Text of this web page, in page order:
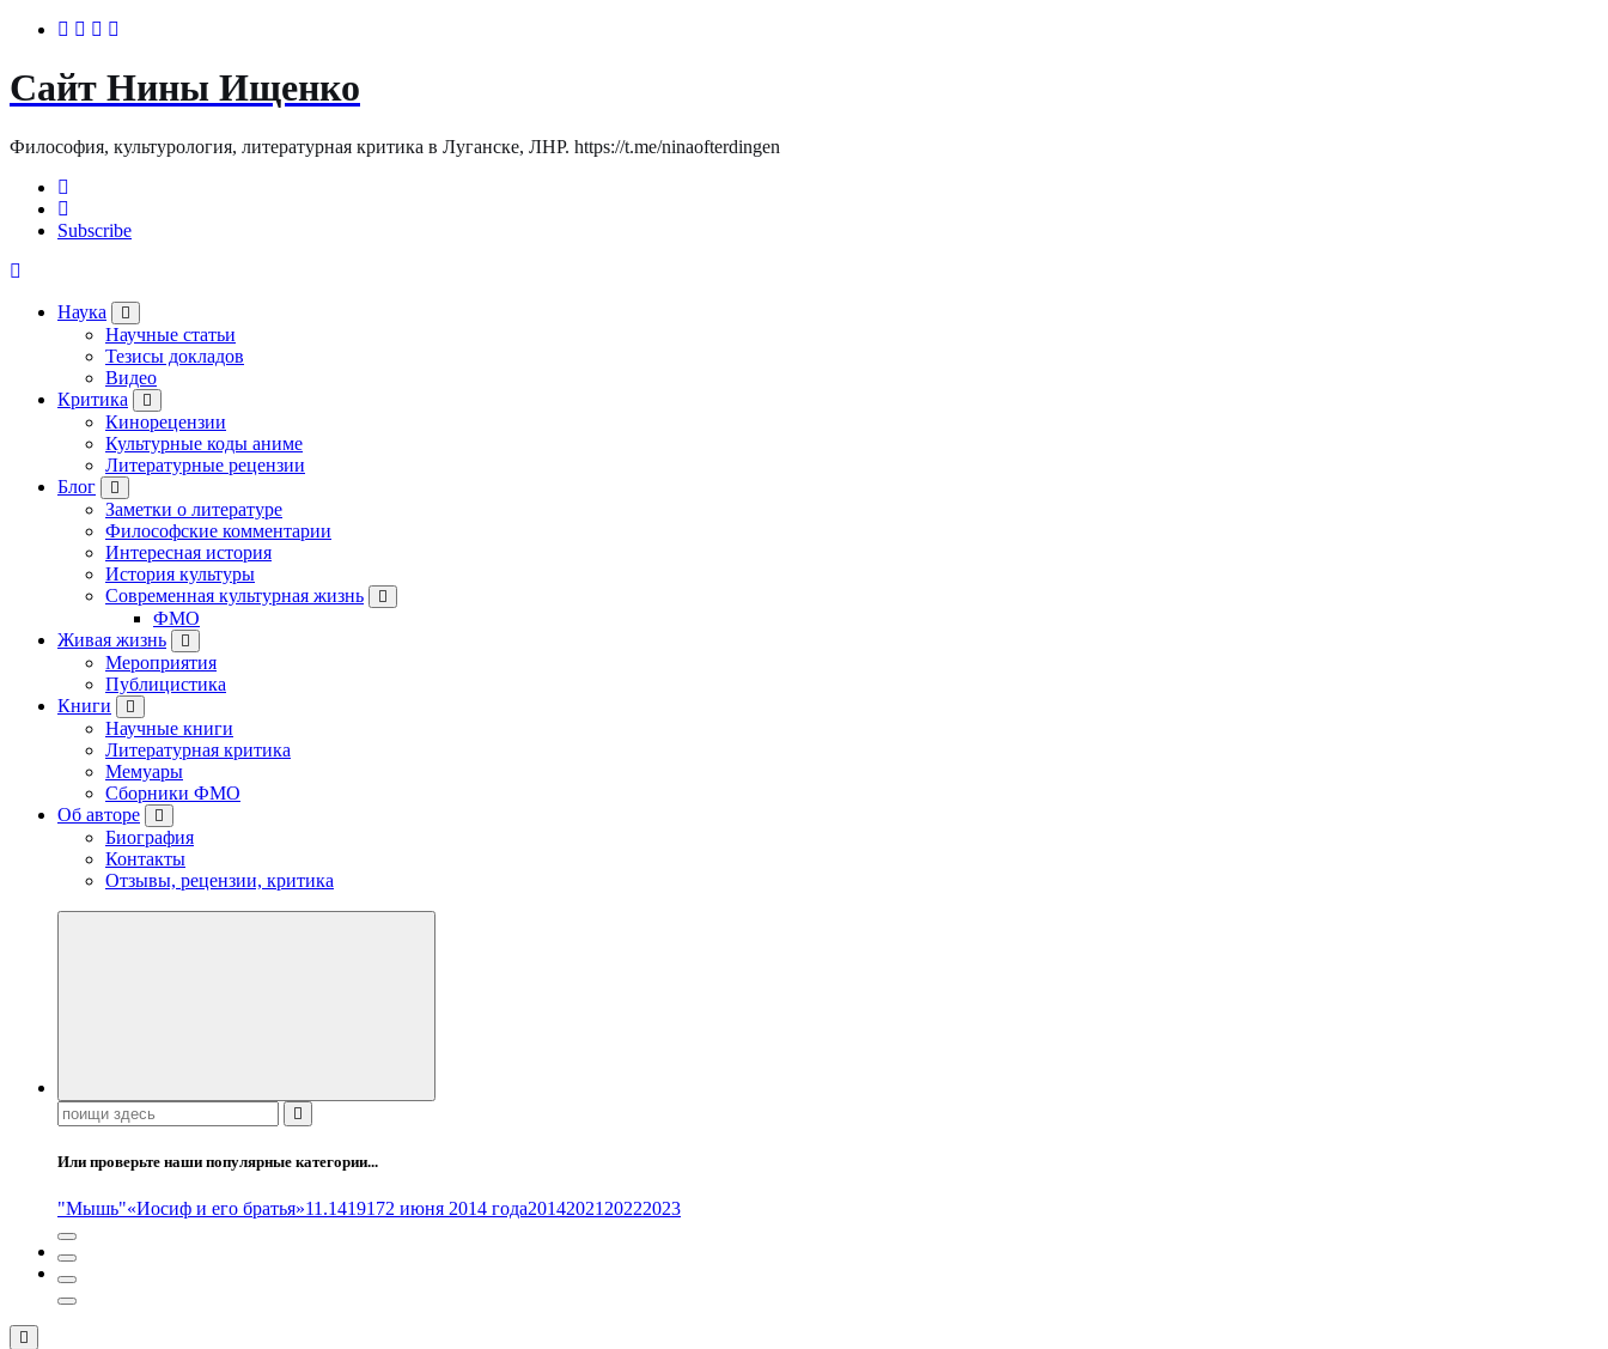
Сайт Нины Ищенко
Философия, культурология, литературная критика в Луганске, ЛНР. https://t.me/ninaofterdingen
Subscribe
Наука
Научные статьи
Тезисы докладов
Видео
Критика
Кинорецензии
Культурные коды аниме
Литературные рецензии
Блог
Заметки о литературе
Философские комментарии
Интересная история
История культуры
Современная культурная жизнь
ФМО
Живая жизнь
Мероприятия
Публицистика
Книги
Научные книги
Литературная критика
Мемуары
Сборники ФМО
Об авторе
Биография
Контакты
Отзывы, рецензии, критика
Поиск:
Или проверьте наши популярные категории...
"Мышь"«Иосиф и его братья»11.1419172 июня 2014 года20142021 20222023